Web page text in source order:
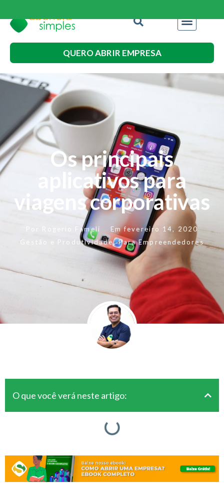
QUERO ABRIR EMPRESA
Os principais
aplicativos para
viagens corporativas
Por Rogerio Fameli Em fevereiro 14, 2020
Gestão e Produtividade,Para Empreendedores
O que você verá neste artigo: